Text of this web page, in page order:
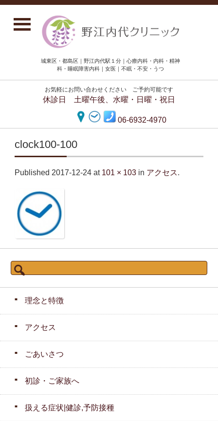
城東区・都島区｜野江内代駅１分｜心療内科・内科・精神
科・睡眠障害内科｜女医｜不眠・不安・うつ
お気軽にお問い合わせください ご予約可能です
休診日 土曜午後、水曜・日曜・祝日
06-6932-4970
clock100-100
Published 2017-12-24 at 101 × 103 in アクセス.
検
索:
理念と特徴
アクセス
ごあいさつ
初診・ご家族へ
扱える症状|健診,予防接種